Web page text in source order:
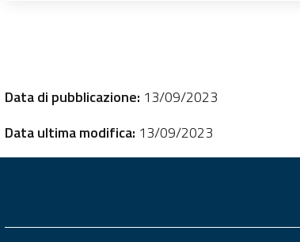
Data di pubblicazione: 13/09/2023
Data ultima modifica: 13/09/2023